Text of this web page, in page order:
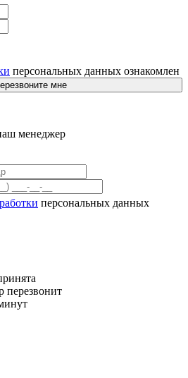
персональных данных ознакомлен
мне
менеджер
персональных данных
перезвонит